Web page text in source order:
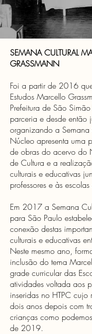
SEMANA CULTURAL
GRASSMANN
Foi a partir de 2016
Estudos Marcello
Prefeitura de São
parceria e desde então
organizando a
Núcleo apresenta uma
de obras do acervo do
de Cultura e a
culturais e educativas
professores e às
Em 2017 a Semana
para São Paulo
conexão destas
culturais e educativas
Neste mesmo ano,
inclusão do tema
grade curricular das
atividades voltada aos
inseridas no HTPC cujo
dois anos depois com
crianças como
de 2019.